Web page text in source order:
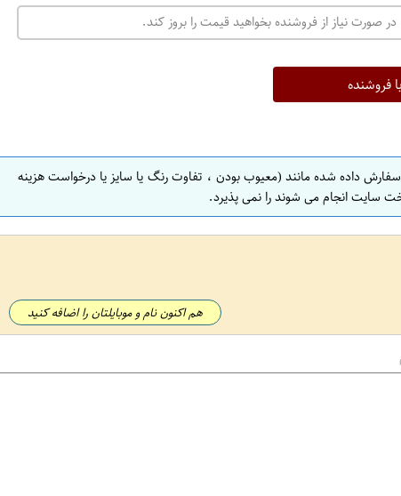
صورت نیاز از فروشنده بخواهید قیمت را بروز کند.
فروشنده
داده شده مانند (معیوب بودن ، تفاوت رنگ یا سایز یا درخواست هزینه
سایت انجام می شوند را نمی پذیرد.
هم اکنون نام و موبایلتان را اضافه کنید